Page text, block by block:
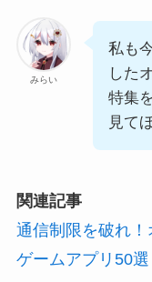
みらい
私も
した
特集
見て
関連記事
通信制限を破れ
ゲームアプリ50選